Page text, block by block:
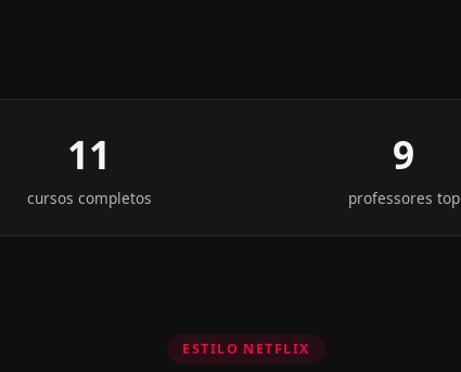
11
cursos completos
9
professores top
ESTILO NETFLIX